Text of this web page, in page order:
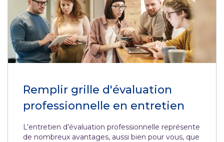
Remplir grille d'évaluation
professionnelle en entretien
L’entretien d’évaluation professionnelle représente
de nombreux avantages, aussi bien pour vous, que